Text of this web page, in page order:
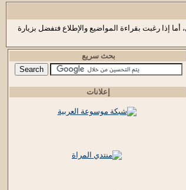
إذا رغبت بقراءة المواضيع والإطلاع فتفضل بزيارة
بحث سريع
إعلانات